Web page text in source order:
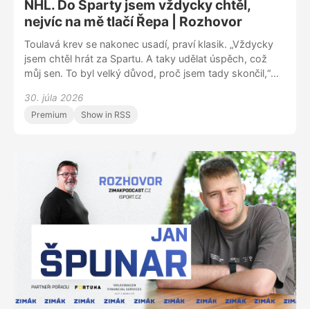
NHL. Do Sparty jsem vždycky chtěl,
nejvíc na mě tlačí Řepa | Rozhovor
Toulavá krev se nakonec usadí, praví klasik. „Vždycky
jsem chtěl hrát za Spartu. A taky udělat úspěch, což
můj sen. To byl velký důvod, proč jsem tady skončil,“
pražský tým už nastupoval. Převážnou část kariéry
však strávil v cizině. Jakmile se ve 34 letech rozhodl
hry, proč nezakotvil v NHL nebo po svém prvním
angažmá v KHL musel vracet peníze. Jiří Sekáč
v Zimáku líčil, co ho přimělo k odchodu ze Švýcarska a
co mu ve Spartě nejvíc připomíná staronový spoluhráč
Michal Řepík.
30. júla 2026
Premium Show in RSS